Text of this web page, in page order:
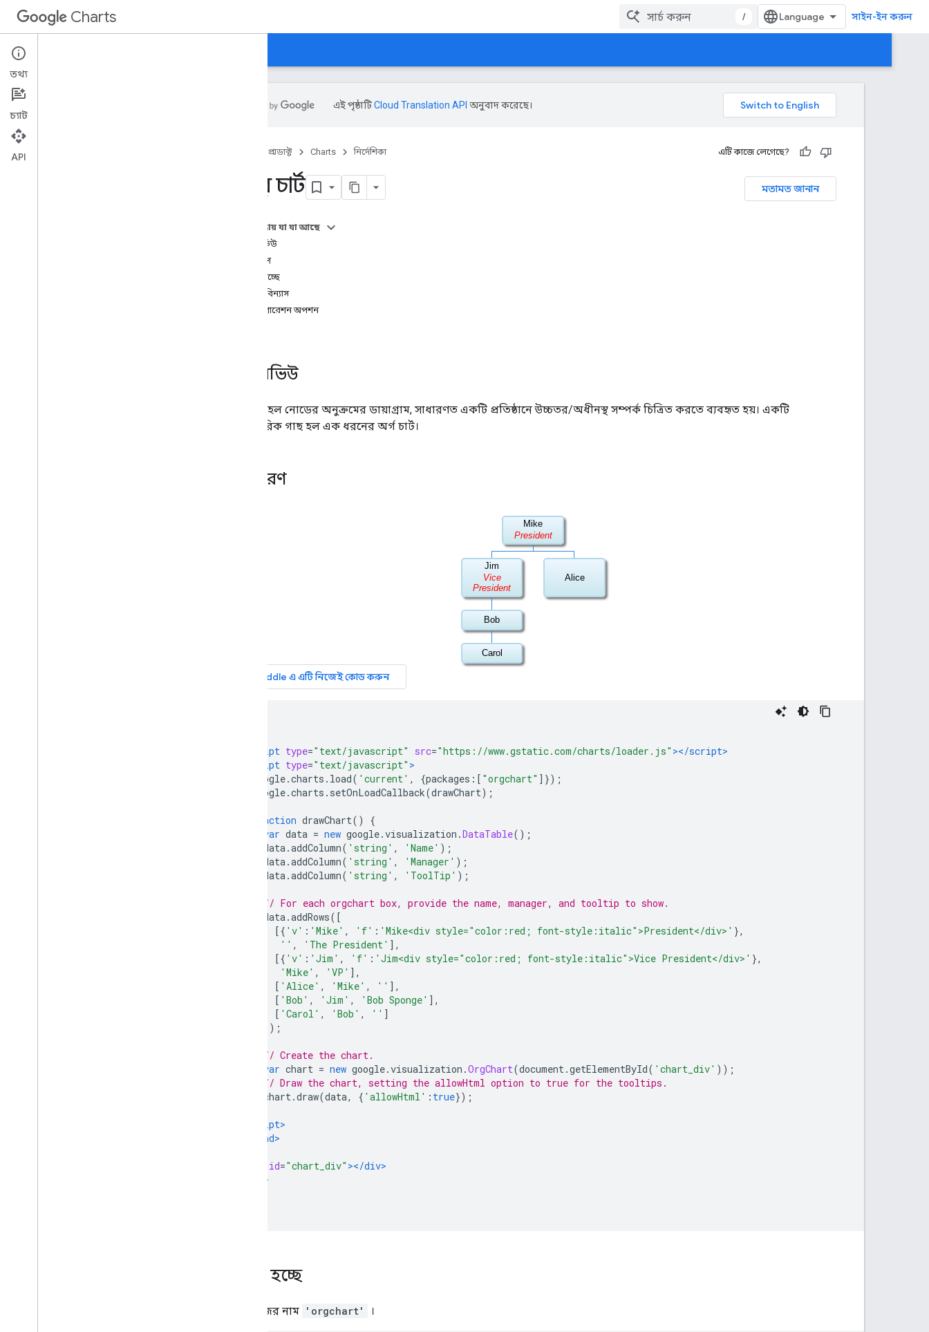
Charts / সাইন-ইন করুন
ওভারভিউ
এই পৃষ্ঠাটিCloud Translation API অনুবাদ করেছে।
প্রোডাক্ট Charts নির্দেশিকা এটি কাজে লেগেছে?
মতামত জানান
সংস্থার চার্ট
এই পৃষ্ঠায় যা যা আছে
ওভারভিউ
উদাহরণ
লোড হচ্ছে
উপাত্ত বিন্যাস
কনফিগারেশন অপশন
ওভারভিউ
হল নোডের অনুক্রমের ডায়াগ্রাম, সাধারণত একটি প্রতিষ্ঠানে উচ্চতর/অধীনস্থ সম্পর্ক চিত্রিত করতে ব্যবহৃত হয়। একটি
পারিবারিক গাছ হল এক ধরনের অর্গ চার্ট।
উদাহরণ
<script type="text/javascript" src="https://www.gstatic.com/charts/loader.js" ></script>
<script type="text/javascript" >
google.charts . load( 'current' , {packages :[ "orgchart" ]});
google.charts . setOnLoadCallback(drawChart);
function drawChart()
{
var data = new google.visualization .DataTable();
data.addColumn( 'string' , 'Name' );
data.addColumn( 'string' , 'Manager' );
data.addColumn( 'string' , 'ToolTip' );
// For each orgchart box, provide the name, manager, and tooltip to show.
data.addRows([
[{ 'v' : 'Mike' , 'f' : 'Mike<div style="color:red; font-style:italic">President</div>' },
'' , 'The President' ],
[{ 'v' : 'Jim' , 'f' : 'Jim<div style="color:red; font-style:italic">Vice President</div>' },
'Mike' , 'VP' ],
[ 'Alice' , 'Mike' , '' ],
[ 'Bob' , 'Jim' , 'Bob Sponge' ],
[ 'Carol' , 'Bob' , '' ]
]);
// Create the chart.
var chart = new google.visualization .OrgChart(document.getElementById( 'chart_div' ));
// Draw the chart, setting the allowHtml option to true for the tooltips.
chart.draw(data, { 'allowHtml' : true});
</script>
</head>
id="chart_div" ></div>
</body>
লোড হচ্ছে
প্যাকেজের নাম 'orgchart' ।
তথ্য
চ্যাট
API